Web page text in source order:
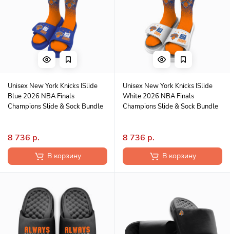
Unisex New York Knicks ISlide
Blue 2026 NBA Finals
Champions Slide & Sock Bundle
8 736 р.
В корзину
Unisex New York Knicks ISlide
White 2026 NBA Finals
Champions Slide & Sock Bundle
8 736 р.
В корзину